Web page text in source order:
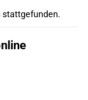
stattgefunden.